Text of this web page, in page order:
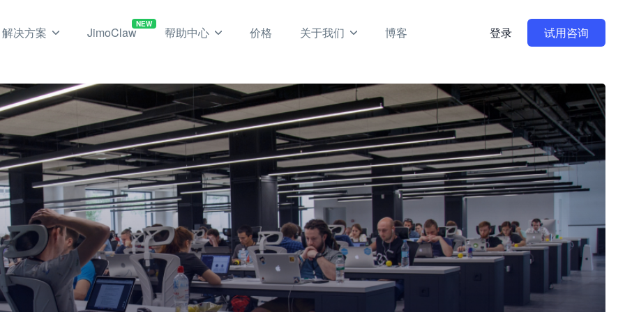
解决方案 JimoClaw
NEW
帮助中心 价格 关于我们 博客 登录 试用咨询